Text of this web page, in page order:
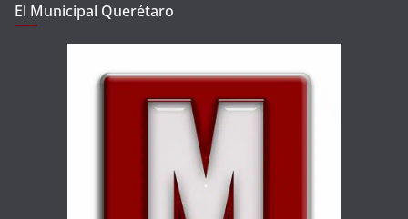
El Municipal Querétaro